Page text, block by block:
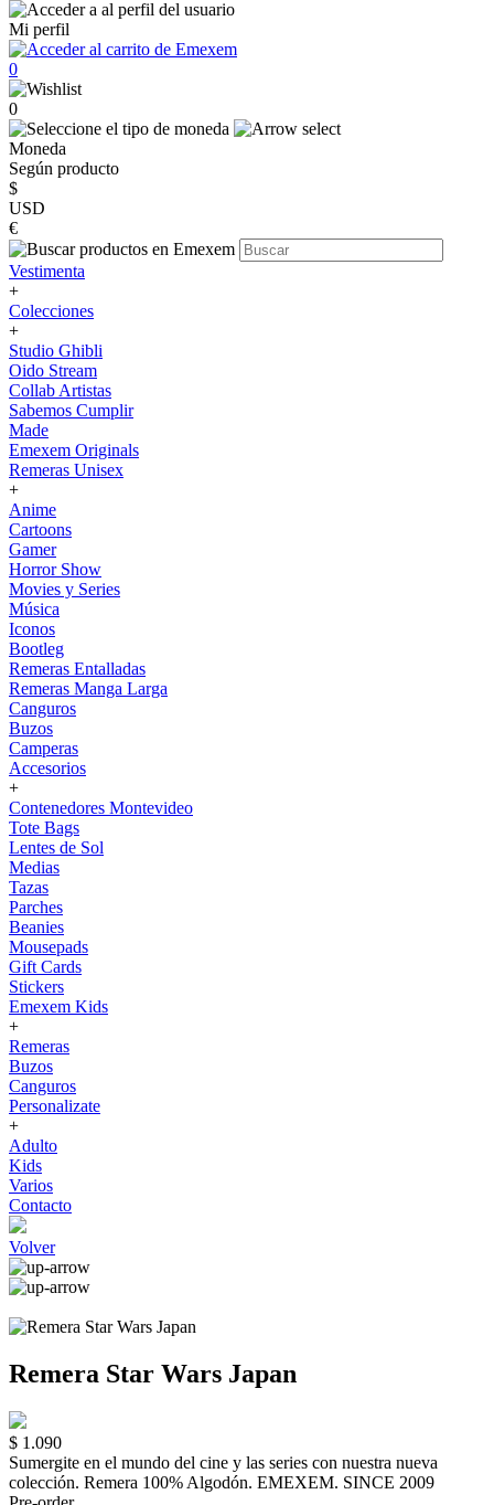
Mi perfil
0
0
Moneda
Según producto
$
USD
€
Vestimenta
+
Colecciones
+
Studio Ghibli
Oido Stream
Collab Artistas
Sabemos Cumplir
Made
Emexem Originals
Remeras Unisex
+
Anime
Cartoons
Gamer
Horror Show
Movies y Series
Música
Iconos
Bootleg
Remeras Entalladas
Remeras Manga Larga
Canguros
Buzos
Camperas
Accesorios
+
Contenedores Montevideo
Tote Bags
Lentes de Sol
Medias
Tazas
Parches
Beanies
Mousepads
Gift Cards
Stickers
Emexem Kids
+
Remeras
Buzos
Canguros
Personalizate
+
Adulto
Kids
Varios
Contacto
Volver
Remera Star Wars Japan
$ 1.090
Sumergite en el mundo del cine y las series con nuestra nueva
colección. Remera 100% Algodón. EMEXEM. SINCE 2009